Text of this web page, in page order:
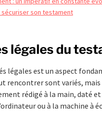
son testament
légales du
légales est un aspect
rencontrer sont variés,
rédigé à la main, daté
ou à la machine